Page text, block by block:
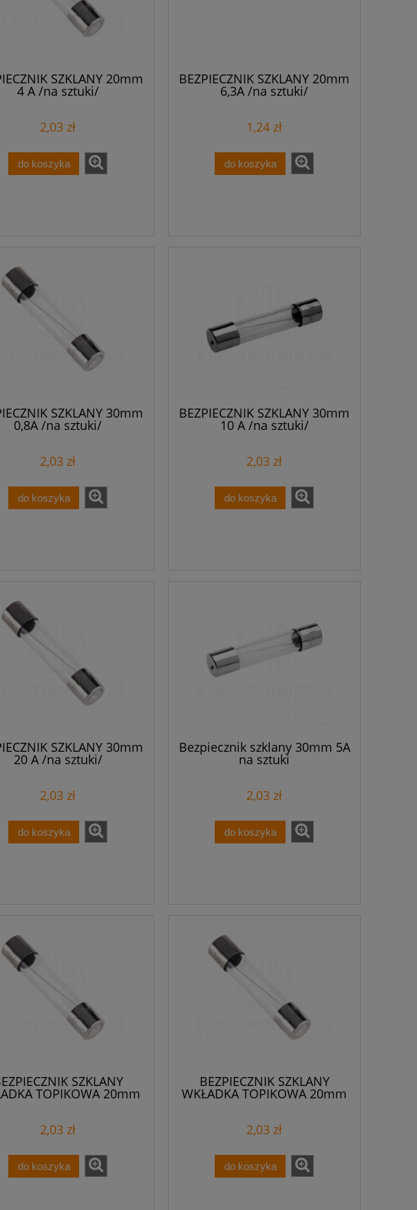
SZKLANY 20mm
4 A /na sztuki/
2,03 zł
do koszyka
BEZPIECZNIK SZKLANY 20mm
6,3A /na sztuki/
1,24 zł
do koszyka
SZKLANY 30mm
0,8A /na sztuki/
2,03 zł
do koszyka
BEZPIECZNIK SZKLANY 30mm
10 A /na sztuki/
2,03 zł
do koszyka
SZKLANY 30mm
20 A /na sztuki/
2,03 zł
do koszyka
Bezpiecznik szklany 30mm 5A
na sztuki
2,03 zł
do koszyka
SZKLANY
TOPIKOWA 20mm
2,03 zł
do koszyka
BEZPIECZNIK SZKLANY
WKŁADKA TOPIKOWA 20mm
2,03 zł
do koszyka